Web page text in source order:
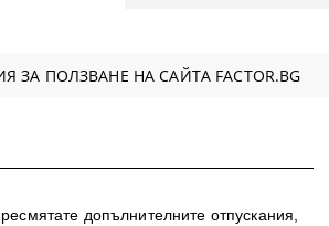
ПОЛЗВАНЕ НА САЙТА FACTOR.BG
допълнителните отпускания,